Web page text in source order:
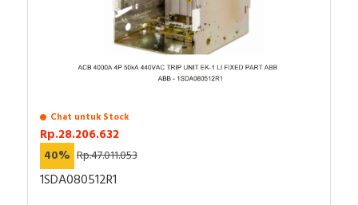
Chat untuk Stock
Rp.28.206.632
40% Rp.47.011.053
1SDA080512R1